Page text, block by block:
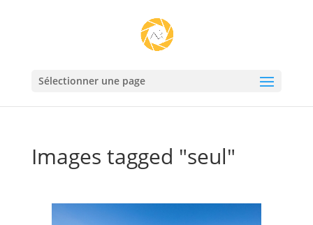
Sélectionner une page
Images tagged "seul"